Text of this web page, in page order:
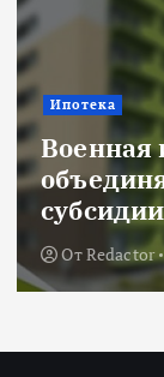
Ипотека
Военная
субсидии
ОтRedactor